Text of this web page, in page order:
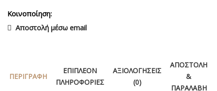
Κοινοποίηση:
Αποστολή μέσω email
ΠΕΡΙΓΡΑΦΉ
ΕΠΙΠΛΈΟΝ
ΠΛΗΡΟΦΟΡΊΕΣ
ΑΞΙΟΛΟΓΉΣΕΙΣ
(0)
ΑΠΟΣΤΟΛΉ
&
ΠΑΡΑΛΑΒΉ